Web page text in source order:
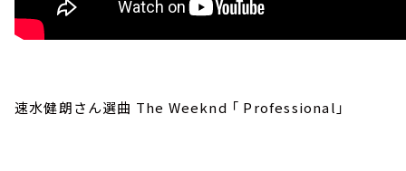
速水健朗さん選曲 The Weeknd 「 Professional」